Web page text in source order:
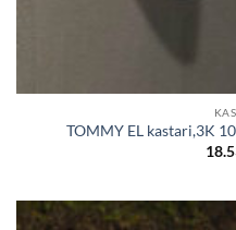
TOMMY EL kastari,3K